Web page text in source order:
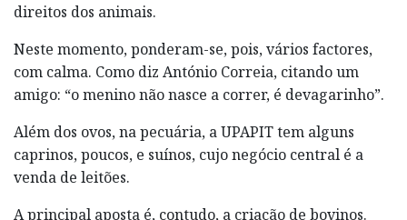
direitos dos animais.
Neste momento, ponderam-se, pois, vários factores,
com calma. Como diz António Correia, citando um
amigo: “o menino não nasce a correr, é devagarinho”.
Além dos ovos, na pecuária, a UPAPIT tem alguns
caprinos, poucos, e suínos, cujo negócio central é a
venda de leitões.
A principal aposta é, contudo, a criação de bovinos.